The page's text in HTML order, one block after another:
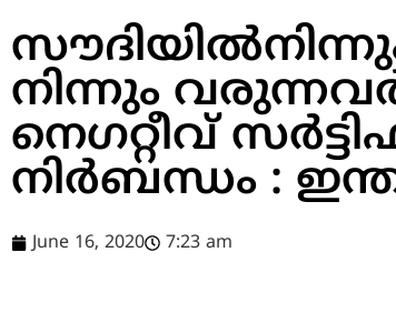
നിന്നും
നെഗറ്റീവ്
നിര്‍ബന്ധം :
June 16, 2020 7:23 am